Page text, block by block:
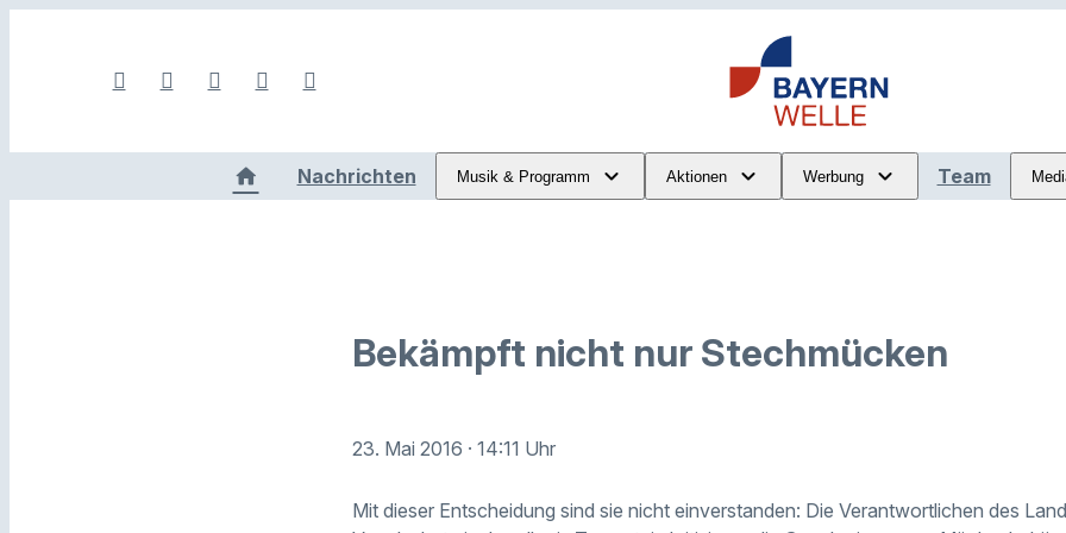
Nachrichten Musik & Programm Aktionen Werbung Team
Bekämpft nicht nur Stechmücken
23. Mai 2016 · 14:11 Uhr
Mit dieser Entscheidung sind sie nicht einverstanden: Die Verantwortlichen des